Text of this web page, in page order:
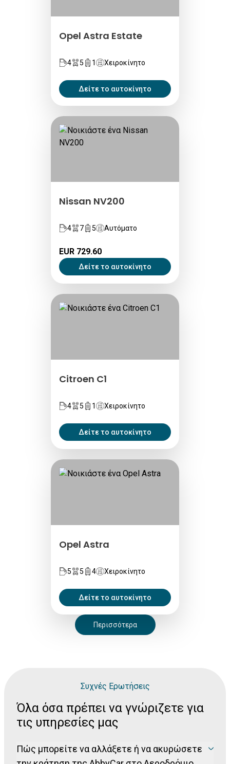
Opel Astra Estate
4 5 1 Χειροκίνητο
Δείτε το αυτοκίνητο
Nissan NV200
4 7 5 Αυτόματο
EUR 729.60
Δείτε το αυτοκίνητο
Citroen C1
4 5 1 Χειροκίνητο
Δείτε το αυτοκίνητο
Opel Astra
5 5 4 Χειροκίνητο
Δείτε το αυτοκίνητο
Περισσότερα
Συχνές Ερωτήσεις
Όλα όσα πρέπει να γνώριζετε για
τις υπηρεσίες μας
Πώς μπορείτε να αλλάξετε ή να ακυρώσετε